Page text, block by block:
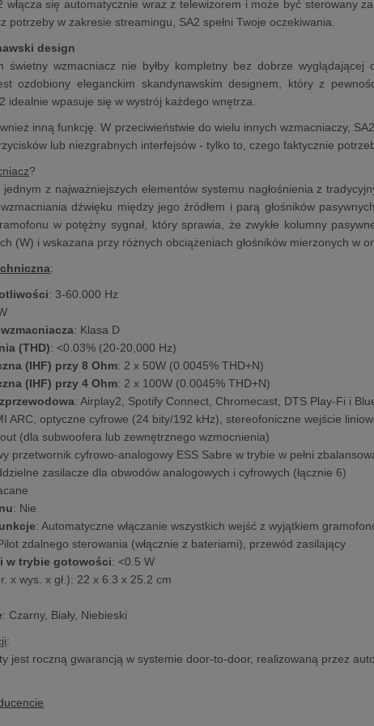
włącza się automatycznie wraz z telewizorem i może być sterowany
potrzeby w zakresie streamingu, SA2 spełni Twoje oczekiwania.
design
świetny wzmacniacz nie byłby kompletny bez dobrze
ozdobiony eleganckim skandynawskim designem, który z
idealnie wpasuje się w wystrój każdego wnętrza.
inną funkcję. W przeciwieństwie do wielu innych wzmacniaczy,
lub niezgrabnych interfejsów - tylko to, czego faktycznie
?
z najważniejszych elementów systemu nagłośnienia z
dźwięku między jego źródłem i parą głośników
w potężny sygnał, który sprawia, że zwykłe kolumny
(W) i wskazana przy różnych obciążeniach głośników mierzonych w
:
: 3-60.000 Hz
: Klasa D
(THD): <0.03% (20-20,000 Hz)
(IHF) przy 8 Ohm: 2 x 50W (0.0045% THD+N)
(IHF) przy 4 Ohm: 2 x 100W (0.0045% THD+N)
: Airplay2, Spotify Connect, Chromecast, DTS Play-Fi i
ARC, optyczne cyfrowe (24 bity/192 kHz), stereofoniczne wejście
(dla subwoofera lub zewnętrznego wzmocnienia)
przetwornik cyfrowo-analogowy ESS Sabre w trybie w pełni
zasilacze dla obwodów analogowych i cyfrowych (łącznie 6)
: Nie
: Automatyczne włączanie wszystkich wejść z wyjątkiem
zdalnego sterowania (włącznie z bateriami), przewód zasilający
w trybie gotowości: <0.5 W
x wys. x gł.): 22 x 6.3 x 25.2 cm
: Czarny, Biały, Niebieski
:
jest roczną gwarancją w systemie door-to-door, realizowaną przez